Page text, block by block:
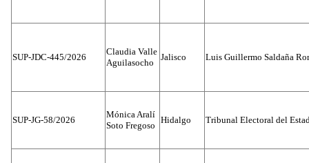
SUP-JDC-445/2026
Claudia Valle
Aguilasocho
Jalisco Luis Guillermo Saldaña
SUP-JG-58/2026
Mónica Aralí
Soto Fregoso
Hidalgo Tribunal Electoral del